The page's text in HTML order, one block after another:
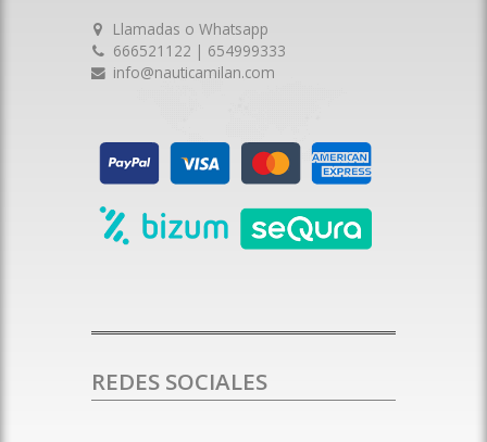
Llamadas o Whatsapp
666521122 | 654999333
info@nauticamilan.com
REDES SOCIALES